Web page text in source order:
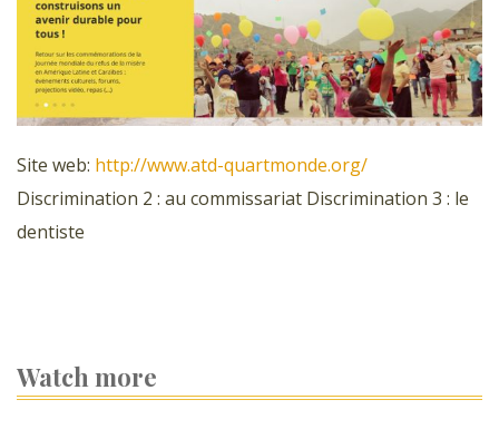
Site web: http://www.atd-quartmonde.org/
Discrimination 2 : au commissariat Discrimination 3 : le
dentiste
Watch more